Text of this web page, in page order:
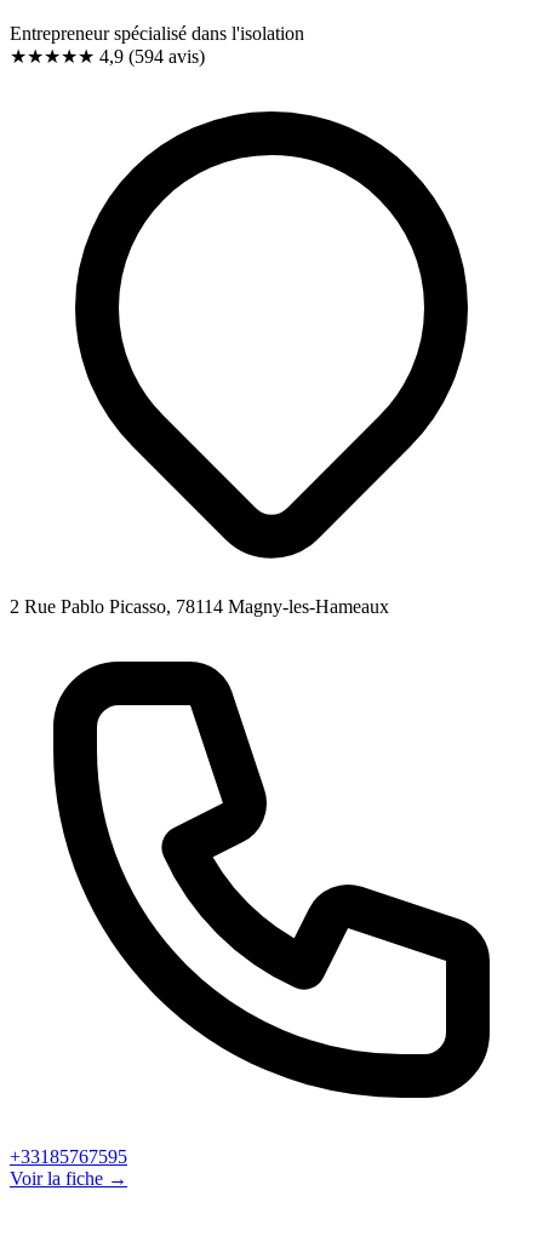
Entrepreneur spécialisé dans l'isolation
★★★★★ 4,9 (594 avis)
2 Rue Pablo Picasso, 78114 Magny-les-Hameaux
+33185767595
Voir la fiche →